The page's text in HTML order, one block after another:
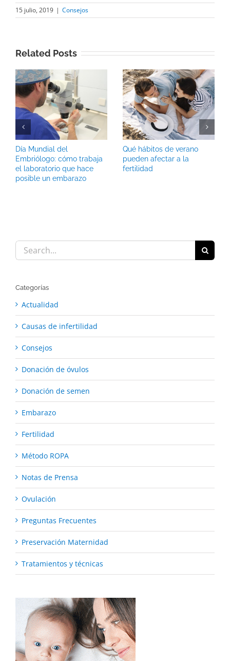
15 julio, 2019 | Consejos
Related Posts
Día Mundial del
Embriólogo: cómo trabaja
el laboratorio que hace
posible un embarazo
Qué hábitos de verano
pueden afectar a la
fertilidad
Search
for:
Categorías
Actualidad
Causas de infertilidad
Consejos
Donación de óvulos
Donación de semen
Embarazo
Fertilidad
Método ROPA
Notas de Prensa
Ovulación
Preguntas Frecuentes
Preservación Maternidad
Tratamientos y técnicas